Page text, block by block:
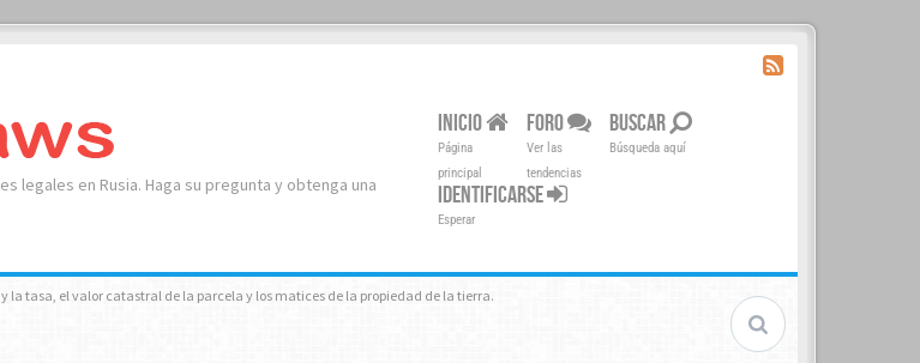
legales en Rusia. Haga su pregunta y obtenga una
INICIO
Página
principal
FORO
Ver las
tendencias
BUSCAR
Búsqueda aquí
IDENTIFICARSE
Esperar
tasa, el valor catastral de la parcela y los matices de la propiedad de la tierra.